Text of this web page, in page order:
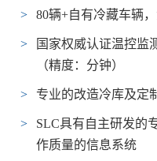
80辆+自有冷藏车辆
国家权威认证温控监
（精度：分钟）
专业的改造冷库及定
SLC具有自主研发的
作质量的信息系统